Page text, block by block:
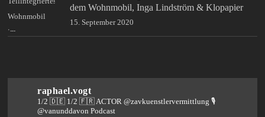
dem Wohnmobil, Inga Lindström & Klopapier
15. September 2020
raphael.vogt
1/2 🇩🇪 1/2 🇫🇷 ACTOR @zavkuenstlervermittlung🎙️
@vanunddavon Podcast